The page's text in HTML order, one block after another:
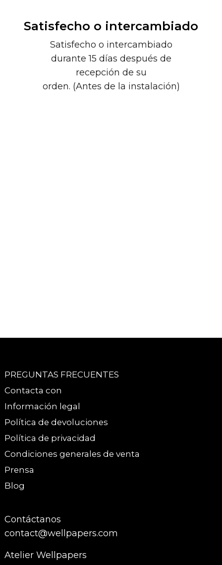
Satisfecho o intercambiado
Satisfecho o intercambiado
durante 15 días después de
recepción de su
orden. (Antes de la instalación)
PREGUNTAS FRECUENTES
Contacta con
Información legal
Política de devoluciones
Política de privacidad
Condiciones generales de venta
Prensa
Blog
Contáctanos
contact@wellpapers.com
Atelier Wellpapers